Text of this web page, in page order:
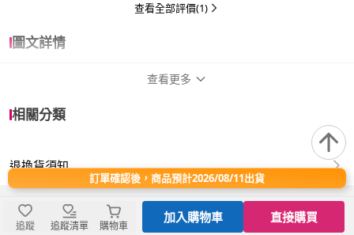
查看全部評價(1)
圖文詳情
尺寸 21cm~25cm
材質 鈦
查看更多
相關分類
退換貨須知
訂單確認後，商品預計2026/08/11出貨
追蹤 追蹤清單 購物車
加入購物車 直接購買